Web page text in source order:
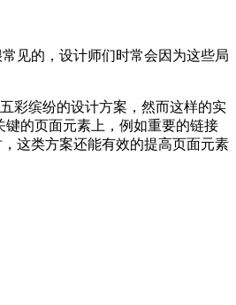
见的，设计师们时常会因为这些局
彩缤纷的设计方案，然而这样的实
的页面元素上，例如重要的链接
这类方案还能有效的提高页面元素